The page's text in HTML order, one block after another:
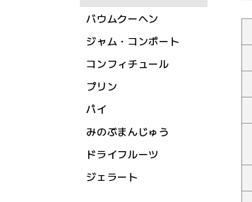
バウムクーヘン
ジャム・コンポート
コンフィチュール
プリン
パイ
みのぶまんじゅう
ドライフルーツ
ジェラート